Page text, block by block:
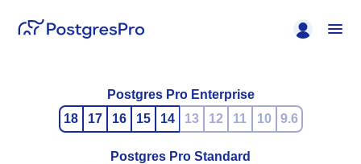
Postgres Pro Enterprise
18
17 16 15 14 13 12 11 10 9.6
Postgres Pro Standard